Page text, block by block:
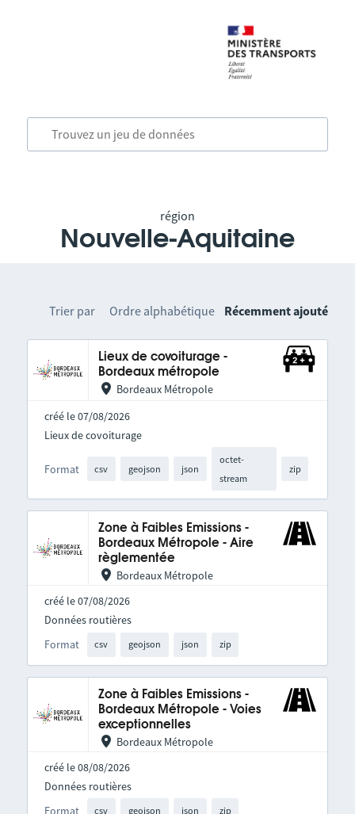
région
Nouvelle-Aquitaine
Trier par Ordre alphabétique Récemment ajouté
Lieux de covoiturage -
Bordeaux métropole
Bordeaux Métropole
créé le 07/08/2026
Format csv geojson json
octet-
stream
zip
Lieux de covoiturage
Zone à Faibles Emissions -
Bordeaux Métropole - Aire
règlementée
Bordeaux Métropole
créé le 07/08/2026
Format csv geojson json zip
Données routières
Zone à Faibles Emissions -
Bordeaux Métropole - Voies
exceptionnelles
Bordeaux Métropole
créé le 08/08/2026
Format csv geojson json zip
Données routières